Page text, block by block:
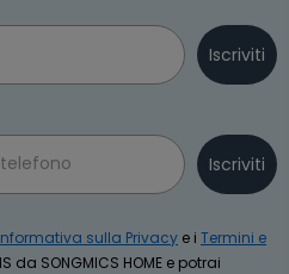
Iscriviti
Iscriviti
sulla Privacy e i Termini e
da SONGMICS HOME e potrai